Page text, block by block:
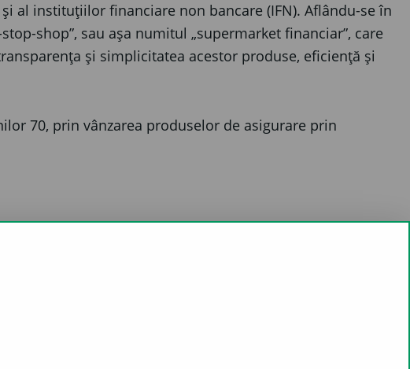
al instituțiilor financiare non bancare (IFN). Aflându-se în
shop”, sau așa numitul „supermarket financiar”, care
și simplicitatea acestor produse, eficiență și
70, prin vânzarea produselor de asigurare prin